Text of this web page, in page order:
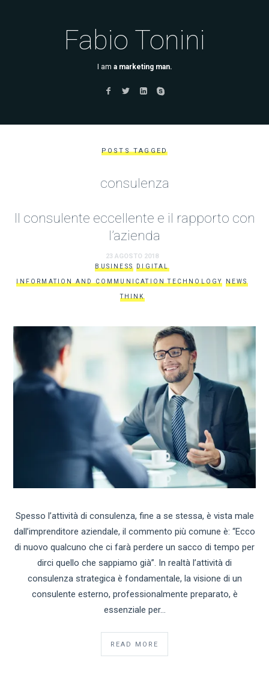
Fabio Tonini
I am a marketing man.
POSTS TAGGED
consulenza
Il consulente eccellente e il rapporto con
l’azienda
23 AGOSTO 2018
BUSINESS DIGITAL
INFORMATION AND COMMUNICATION TECHNOLOGY NEWS
THINK
Spesso l’attività di consulenza, fine a se stessa, è vista male
dall’imprenditore aziendale, il commento più comune è: “Ecco
di nuovo qualcuno che ci farà perdere un sacco di tempo per
dirci quello che sappiamo già”. In realtà l’attività di
consulenza strategica è fondamentale, la visione di un
consulente esterno, professionalmente preparato, è
essenziale per…
READ MORE